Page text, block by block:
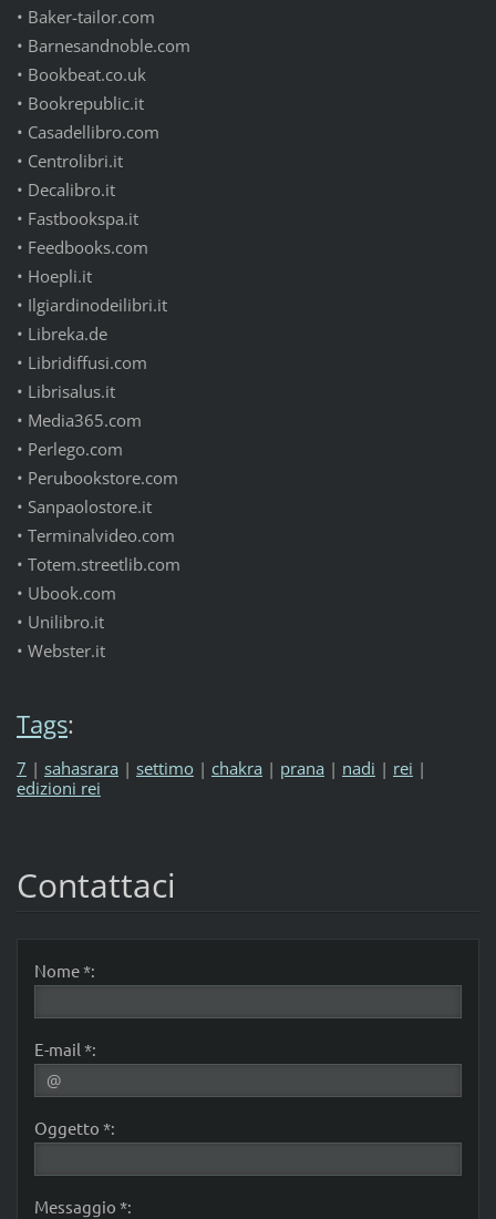
• Baker-tailor.com
• Barnesandnoble.com
• Bookbeat.co.uk
• Bookrepublic.it
• Casadellibro.com
• Centrolibri.it
• Decalibro.it
• Fastbookspa.it
• Feedbooks.com
• Hoepli.it
• Ilgiardinodeilibri.it
• Libreka.de
• Libridiffusi.com
• Librisalus.it
• Media365.com
• Perlego.com
• Perubookstore.com
• Sanpaolostore.it
• Terminalvideo.com
• Totem.streetlib.com
• Ubook.com
• Unilibro.it
• Webster.it
Tags:
7 | sahasrara | settimo | chakra | prana | nadi | rei |
edizioni rei
Contattaci
Nome *:
E-mail *:
Oggetto *:
Messaggio *: